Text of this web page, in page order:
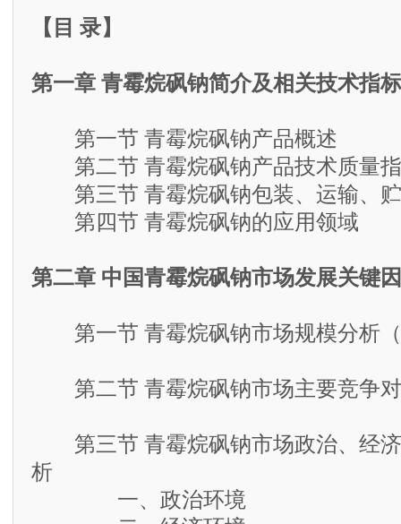
【目 录】
第一章 青霉烷砜钠简介及相关技术指标
第一节 青霉烷砜钠产品概述
第二节 青霉烷砜钠产品技术质量
第三节 青霉烷砜钠包装、运输、贮
第四节 青霉烷砜钠的应用领域
第二章 中国青霉烷砜钠市场发展关键
第一节 青霉烷砜钠市场规模分析（
第二节 青霉烷砜钠市场主要竞争
第三节 青霉烷砜钠市场政治、经济
析
一、政治环境